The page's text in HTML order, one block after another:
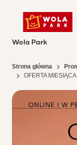
Wola Park
Strona główna
OFERTA